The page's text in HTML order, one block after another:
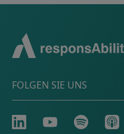
FOLGEN SIE UNS
LinkedInYoutubeSpotify Apple